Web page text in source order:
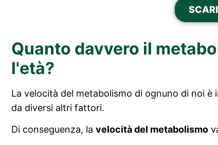
Quanto davvero il
l'età?
La velocità del metabolismo di ognuno di noi
da diversi altri fattori.
Di conseguenza, la velocità del metabolismo